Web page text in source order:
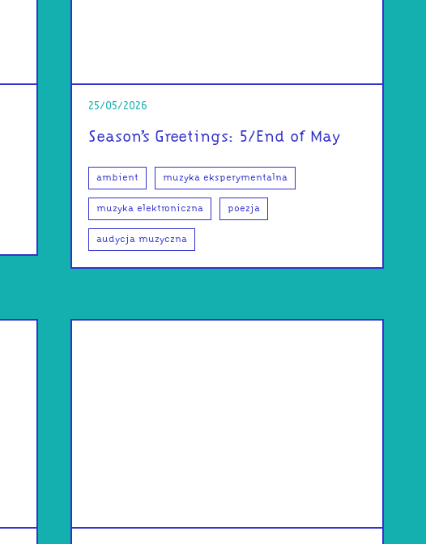
25/05/2026
Season’s Greetings: 5/End of May
ambient muzyka eksperymentalna
muzyka elektroniczna poezja
audycja muzyczna